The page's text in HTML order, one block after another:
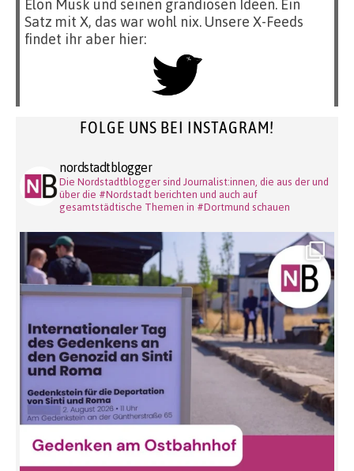
Elon Musk und seinen grandiosen Ideen. Ein
Satz mit X, das war wohl nix. Unsere X-Feeds
findet ihr aber hier:
FOLGE UNS BEI INSTAGRAM!
nordstadtblogger
Die Nordstadtblogger sind Journalist:innen, die aus der und
über die #Nordstadt berichten und auch auf
gesamtstädtische Themen in #Dortmund schauen